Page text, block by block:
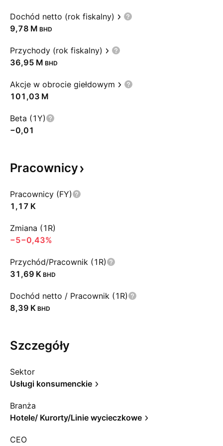
Dochód netto (rok fiskalny)
‪9,78 M‬ BHD
Przychody (rok fiskalny)
‪36,95 M‬ BHD
Akcje w obrocie giełdowym
‪101,03 M‬
Beta (1Y)
−0,01
Pracownicy
Pracownicy (FY)
‪1,17 K‬
Zmiana (1R)
−5−0,43%
Przychód/Pracownik (1R)
‪31,69 K‬ BHD
Dochód netto / Pracownik (1R)
‪8,39 K‬ BHD
Szczegóły
Sektor
Usługi konsumenckie
Branża
Hotele/ Kurorty/Linie wycieczkowe
CEO